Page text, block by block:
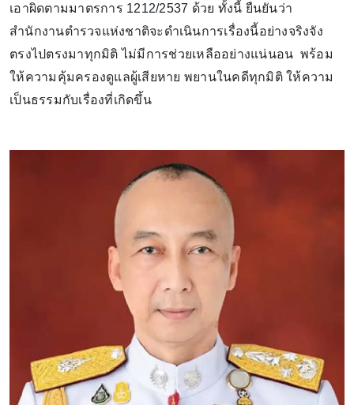
เอาผิดตามมาตรการ 1212/2537 ด้วย ทั้งนี้ ยืนยันว่า
สำนักงานตำรวจแห่งชาติจะดำเนินการเรื่องนี้อย่างจริงจัง
ตรงไปตรงมาทุกมิติ ไม่มีการช่วยเหลืออย่างแน่นอน พร้อม
ให้ความคุ้มครองดูแลผู้เสียหาย พยานในคดีทุกมิติ ให้ความ
เป็นธรรมกับเรื่องที่เกิดขึ้น